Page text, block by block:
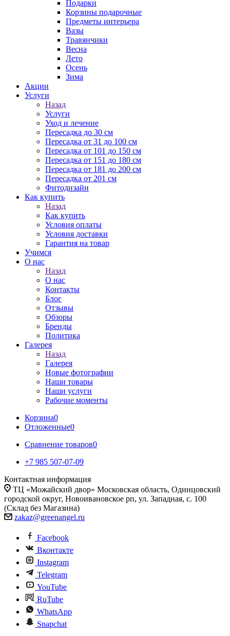
Подарки
Корзины подарочные
Предметы интерьера
Вазы
Травянчики
Весна
Лето
Осень
Зима
Акции
Услуги
Назад
Услуги
Уход и лечение
Пересадка до 30 см
Пересадка от 31 до 100 см
Пересадка от 101 до 150 см
Пересадка от 151 до 180 см
Пересадка от 181 до 200 см
Пересадка от 201 см
Фитодизайн
Как купить
Назад
Как купить
Условия оплаты
Условия доставки
Гарантия на товар
Учимся
О нас
Назад
О нас
Контакты
Блог
Отзывы
Обзоры
Бренды
Политика
Галерея
Назад
Галерея
Новые фотографии
Наши товары
Наши услуги
Рабочие моменты
Корзина0
Отложенные0
Сравнение товаров0
+7 985 507-07-09
Контактная информация
ТЦ «Можайский двор» Московская область, Одинцовский
городской округ, Новоивановское рп, ул. Западная, с. 100
(Склад без Магазина)
zakaz@greenangel.ru
Facebook
Вконтакте
Instagram
Telegram
YouTube
RuTube
WhatsApp
Snapchat